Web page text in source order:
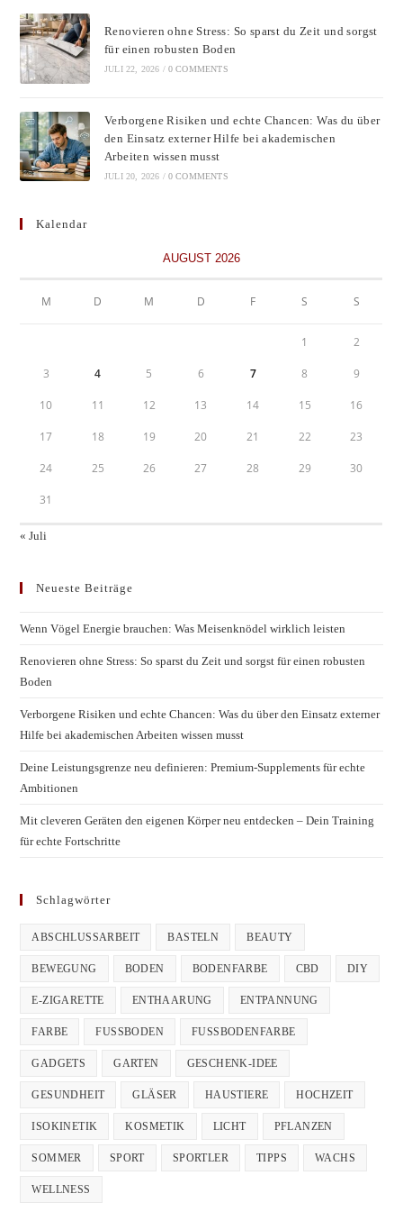
Renovieren ohne Stress: So sparst du Zeit und sorgst
für einen robusten Boden
JULI 22, 2026 / 0 COMMENTS
Verborgene Risiken und echte Chancen: Was du über
den Einsatz externer Hilfe bei akademischen
Arbeiten wissen musst
JULI 20, 2026 / 0 COMMENTS
Kalendar
AUGUST 2026
M D M D F S S
1 2
3 4 5 6 7 8 9
10 11 12 13 14 15 16
17 18 19 20 21 22 23
24 25 26 27 28 29 30
31
« Juli
Neueste Beiträge
Wenn Vögel Energie brauchen: Was Meisenknödel wirklich leisten
Renovieren ohne Stress: So sparst du Zeit und sorgst für einen robusten
Boden
Verborgene Risiken und echte Chancen: Was du über den Einsatz externer
Hilfe bei akademischen Arbeiten wissen musst
Deine Leistungsgrenze neu definieren: Premium-Supplements für echte
Ambitionen
Mit cleveren Geräten den eigenen Körper neu entdecken – Dein Training
für echte Fortschritte
Schlagwörter
ABSCHLUSSARBEIT BASTELN BEAUTY
BEWEGUNG BODEN BODENFARBE CBD DIY
E-ZIGARETTE ENTHAARUNG ENTPANNUNG
FARBE FUSSBODEN FUSSBODENFARBE
GADGETS GARTEN GESCHENK-IDEE
GESUNDHEIT GLÄSER HAUSTIERE HOCHZEIT
ISOKINETIK KOSMETIK LICHT PFLANZEN
SOMMER SPORT SPORTLER TIPPS WACHS
WELLNESS